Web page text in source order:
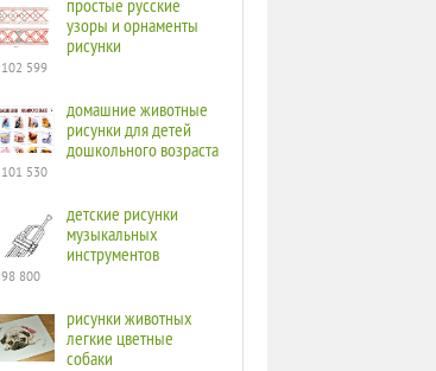
простые русские
узоры и орнаменты
рисунки
102 599
домашние животные
рисунки для детей
дошкольного возраста
101 530
детские рисунки
музыкальных
инструментов
98 800
рисунки животных
легкие цветные
собаки